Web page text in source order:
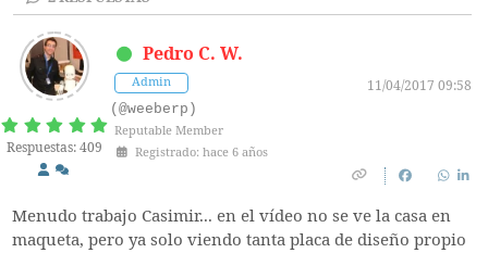
Respuestas: 409
Pedro C. W.
Admin
11/04/2017 09:58
(@weeberp)
Reputable Member
Registrado: hace 6 años
Menudo trabajo Casimir... en el vídeo no se ve la casa en
maqueta, pero ya solo viendo tanta placa de diseño propio